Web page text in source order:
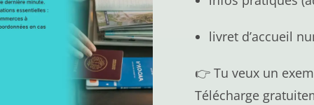
livret d’accueil
👉 Tu veux un
Télécharge